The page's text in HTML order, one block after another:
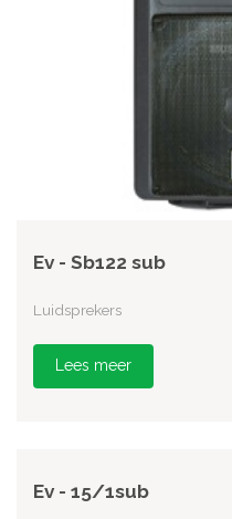
Ev - Sb122 sub
Luidsprekers
Lees meer
Ev - 15/1sub